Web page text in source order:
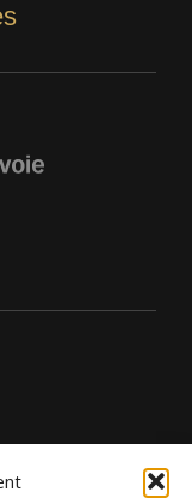
Augustin-de-